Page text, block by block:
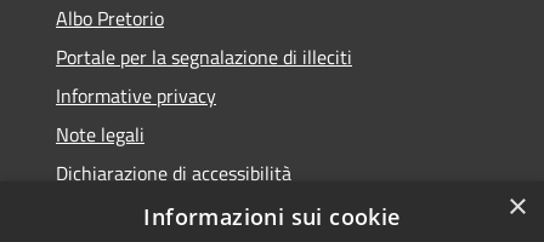
Albo Pretorio
Portale per la segnalazione di illeciti
Informative privacy
Note legali
Dichiarazione di accessibilità
Segnalazioni di inaccessibilità
×
Informazioni sui cookie